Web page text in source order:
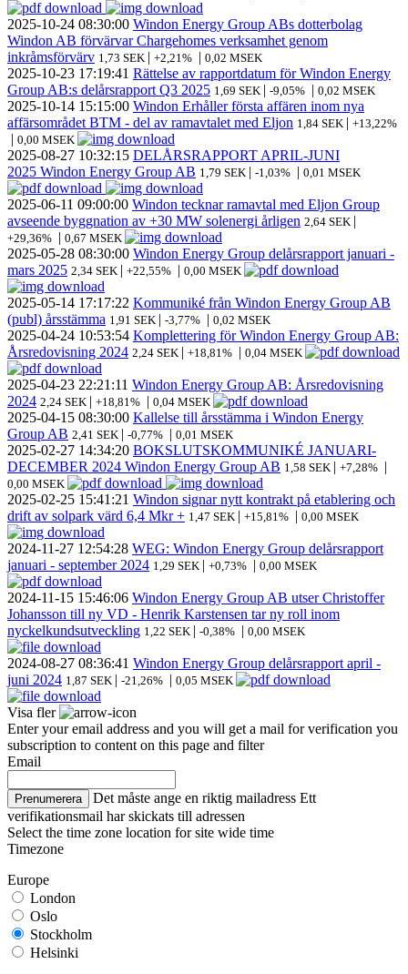
2025-10-24 08:30:00 Windon Energy Group ABs dotterbolag
Windon AB förvärvar Chargehomes verksamhet genom
inkråmsförvärv 1,73 SEK | +2,21% | 0,02 MSEK
2025-10-23 17:19:41 Rättelse av rapportdatum för Windon Energy
Group AB:s delårsrapport Q3 2025 1,69 SEK | -9,05% | 0,02 MSEK
2025-10-14 15:15:00 Windon Erhåller första affären inom nya
affärsområdet BTM - del av ramavtalet med Eljon 1,84 SEK | +13,22%
| 0,00 MSEK
2025-08-27 10:32:15 DELÅRSRAPPORT APRIL-JUNI
2025 Windon Energy Group AB 1,79 SEK | -1,03% | 0,01 MSEK
2025-06-11 09:00:00 Windon tecknar ramavtal med Eljon Group
avseende byggnation av +30 MW solenergi årligen 2,64 SEK |
+29,36% | 0,67 MSEK
2025-05-28 08:30:00 Windon Energy Group delårsrapport januari -
mars 2025 2,34 SEK | +22,55% | 0,00 MSEK
2025-05-14 17:17:22 Kommuniké från Windon Energy Group AB
(publ) årsstämma 1,91 SEK | -3,77% | 0,02 MSEK
2025-04-24 10:53:54 Komplettering för Windon Energy Group AB:
Årsredovisning 2024 2,24 SEK | +18,81% | 0,04 MSEK
2025-04-23 22:21:11 Windon Energy Group AB: Årsredovisning
2024 2,24 SEK | +18,81% | 0,04 MSEK
2025-04-15 08:30:00 Kallelse till årsstämma i Windon Energy
Group AB 2,41 SEK | -0,77% | 0,01 MSEK
2025-02-27 14:34:20 BOKSLUTSKOMMUNIKÉ JANUARI-
DECEMBER 2024 Windon Energy Group AB 1,58 SEK | +7,28% |
0,00 MSEK
2025-02-25 15:41:21 Windon signar nytt kontrakt på etablering och
drift av solpark värd 6,4 Mkr + 1,47 SEK | +15,81% | 0,00 MSEK
2024-11-27 12:54:28 WEG: Windon Energy Group delårsrapport
januari - september 2024 1,29 SEK | +0,73% | 0,00 MSEK
2024-11-15 15:46:06 Windon Energy Group AB utser Christoffer
Johansson till ny VD - Henrik Karstensen tar ny roll inom
nyckelkundsutveckling 1,22 SEK | -0,38% | 0,00 MSEK
2024-08-27 08:36:41 Windon Energy Group delårsrapport april -
juni 2024 1,87 SEK | -21,26% | 0,05 MSEK
Visa fler
Enter your email address and you will get a mail for verification you
subscription to content on this page and filter
Email
Prenumerera Det måste ange en riktig mailadress Ett
verifikationsmail har skickats till adressen
Select the time zone location for site wide time
Timezone
Europe
London
Oslo
Stockholm
Helsinki